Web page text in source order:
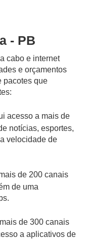
- PB
cabo e internet
e orçamentos
pacotes que
acesso a mais de
notícias, esportes,
velocidade de
de 200 canais
de uma
de 300 canais
a aplicativos de